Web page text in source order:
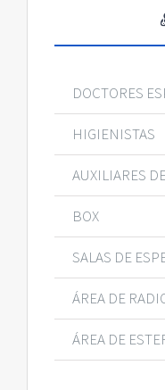
DOCTORES
HIGIENISTAS
AUXILIARES
BOX
SALAS DE
ÁREA DE
ÁREA DE